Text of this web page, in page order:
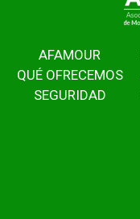
AFAMOUR
QUÉ OFRECEMOS
SEGURIDAD